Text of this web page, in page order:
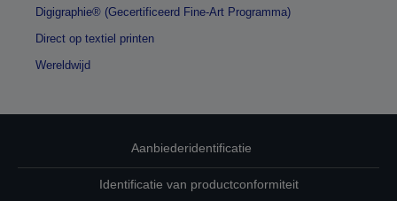
Digigraphie® (Gecertificeerd Fine-Art Programma)
Direct op textiel printen
Wereldwijd
Aanbiederidentificatie
Identificatie van productconformiteit